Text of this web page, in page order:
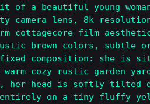
a beautiful young
camera lens, 8k
cottagecore film
brown colors, subtle
composition: she is
warm cozy rustic garden
head is softly tilted
entirely on a tiny fluffy